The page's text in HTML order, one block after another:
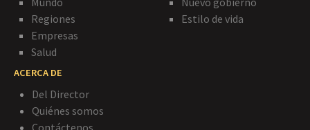
Regiones
Empresas
Salud
Estilo de vida
ACERCA DE
Del Director
Quiénes somos